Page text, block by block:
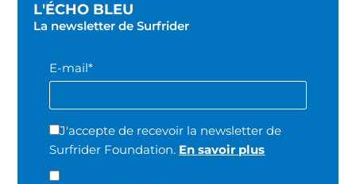
L'ÉCHO BLEU
La newsletter de Surfrider
E-mail*
J'accepte de recevoir la newsletter de
Surfrider Foundation. En savoir plus